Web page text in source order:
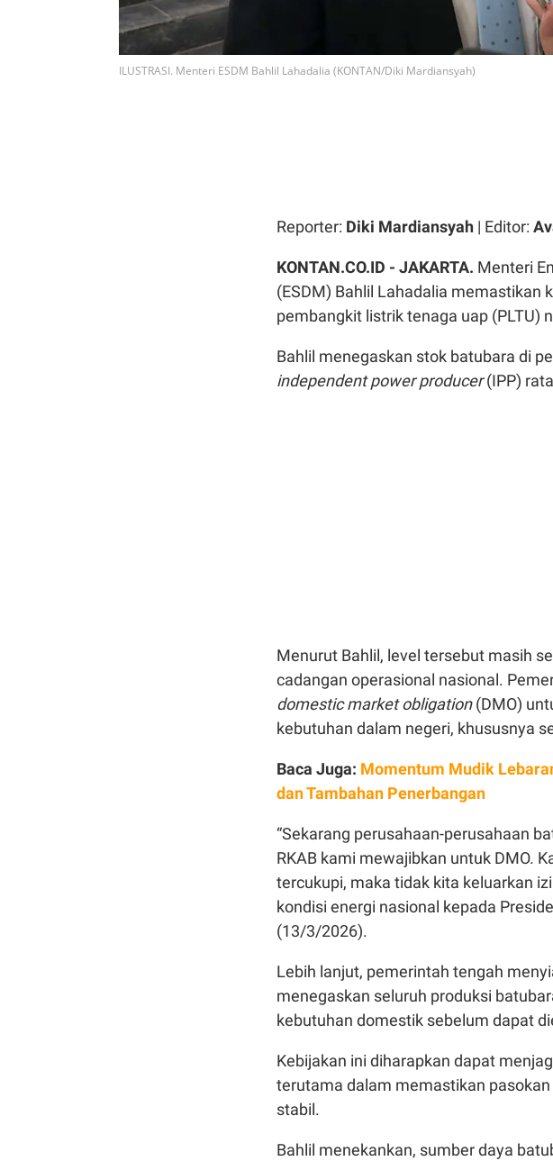
ILUSTRASI. Menteri ESDM Bahlil Lahadalia (KONTAN/Diki Mardiansyah)
Reporter: Diki Mardiansyah | Editor:
KONTAN.CO.ID - JAKARTA. Menteri
(ESDM) Bahlil Lahadalia memastikan
pembangkit listrik tenaga uap (PLTU)
Bahlil menegaskan stok batubara di
independent power producer(IPP)
Menurut Bahlil, level tersebut masih
cadangan operasional nasional.
domestic market obligation(DMO)
kebutuhan dalam negeri, khususnya
Baca Juga: Momentum Mudik
dan Tambahan Penerbangan
“Sekarang perusahaan-perusahaan
RKAB kami mewajibkan untuk DMO.
tercukupi, maka tidak kita keluarkan
kondisi energi nasional kepada
(13/3/2026).
Lebih lanjut, pemerintah tengah
menegaskan seluruh produksi
kebutuhan domestik sebelum dapat
Kebijakan ini diharapkan dapat
terutama dalam memastikan
stabil.
Bahlil menekankan, sumber daya